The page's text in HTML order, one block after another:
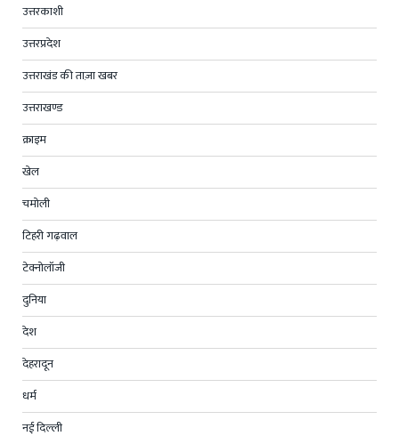
उत्तरकाशी
उत्तरप्रदेश
उत्तराखंड की ताज़ा खबर
उत्तराखण्ड
क्राइम
खेल
चमोली
टिहरी गढ़वाल
टेक्नोलॉजी
दुनिया
देश
देहरादून
धर्म
नई दिल्ली